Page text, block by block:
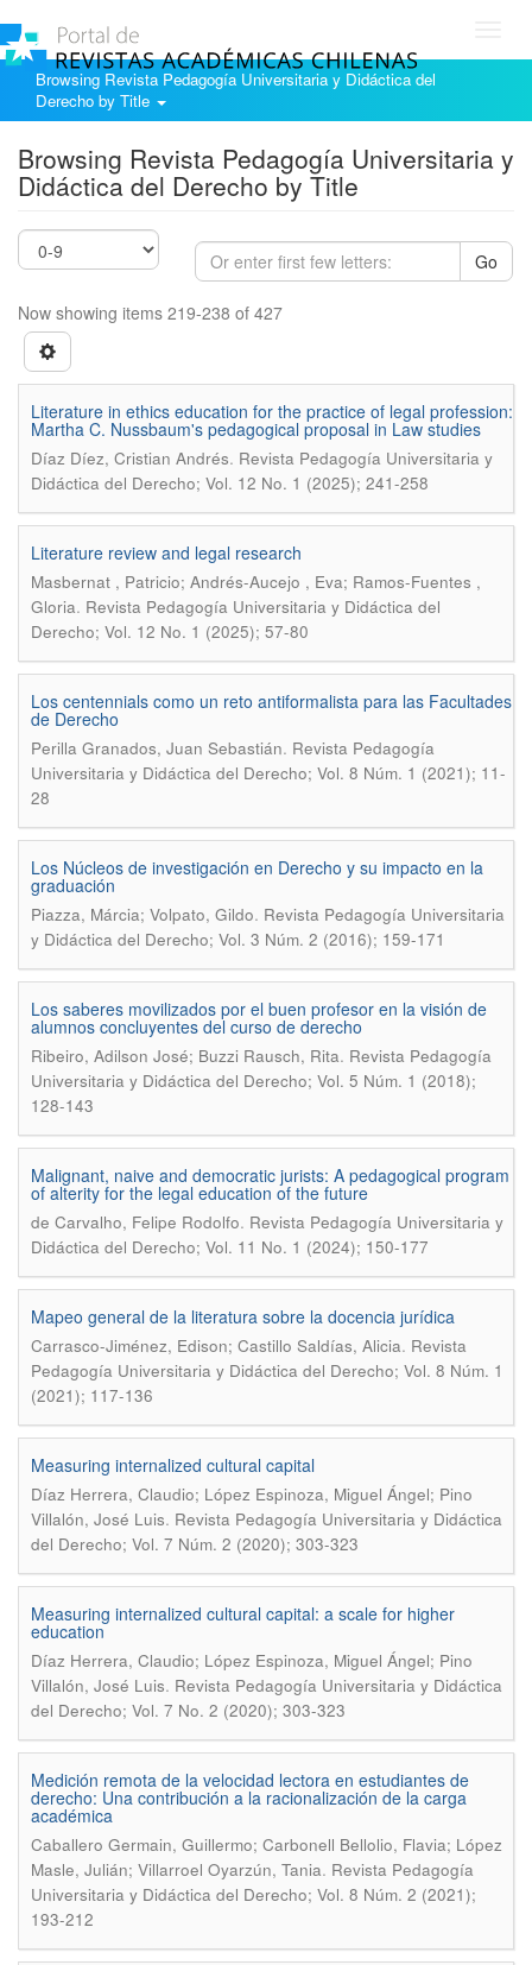
Browsing Revista Pedagogía Universitaria y Didáctica del
Derecho by Title
Browsing Revista Pedagogía Universitaria y
Didáctica del Derecho by Title
Go
Now showing items 219-238 of 427
Literature in ethics education for the practice of legal profession:
Martha C. Nussbaum's pedagogical proposal in Law studies
Díaz Díez, Cristian Andrés. Revista Pedagogía Universitaria y
Didáctica del Derecho; Vol. 12 No. 1 (2025); 241-258
Literature review and legal research
Masbernat , Patricio; Andrés-Aucejo , Eva; Ramos-Fuentes ,
Gloria. Revista Pedagogía Universitaria y Didáctica del
Derecho; Vol. 12 No. 1 (2025); 57-80
Los centennials como un reto antiformalista para las Facultades
de Derecho
Perilla Granados, Juan Sebastián. Revista Pedagogía
Universitaria y Didáctica del Derecho; Vol. 8 Núm. 1 (2021); 11-
28
Los Núcleos de investigación en Derecho y su impacto en la
graduación
Piazza, Márcia; Volpato, Gildo. Revista Pedagogía Universitaria
y Didáctica del Derecho; Vol. 3 Núm. 2 (2016); 159-171
Los saberes movilizados por el buen profesor en la visión de
alumnos concluyentes del curso de derecho
Ribeiro, Adilson José; Buzzi Rausch, Rita. Revista Pedagogía
Universitaria y Didáctica del Derecho; Vol. 5 Núm. 1 (2018);
128-143
Malignant, naive and democratic jurists: A pedagogical program
of alterity for the legal education of the future
de Carvalho, Felipe Rodolfo. Revista Pedagogía Universitaria y
Didáctica del Derecho; Vol. 11 No. 1 (2024); 150-177
Mapeo general de la literatura sobre la docencia jurídica
Carrasco-Jiménez, Edison; Castillo Saldías, Alicia. Revista
Pedagogía Universitaria y Didáctica del Derecho; Vol. 8 Núm. 1
(2021); 117-136
Measuring internalized cultural capital
Díaz Herrera, Claudio; López Espinoza, Miguel Ángel; Pino
Villalón, José Luis. Revista Pedagogía Universitaria y Didáctica
del Derecho; Vol. 7 Núm. 2 (2020); 303-323
Measuring internalized cultural capital: a scale for higher
education
Díaz Herrera, Claudio; López Espinoza, Miguel Ángel; Pino
Villalón, José Luis. Revista Pedagogía Universitaria y Didáctica
del Derecho; Vol. 7 No. 2 (2020); 303-323
Medición remota de la velocidad lectora en estudiantes de
derecho: Una contribución a la racionalización de la carga
académica
Caballero Germain, Guillermo; Carbonell Bellolio, Flavia; López
Masle, Julián; Villarroel Oyarzún, Tania. Revista Pedagogía
Universitaria y Didáctica del Derecho; Vol. 8 Núm. 2 (2021);
193-212